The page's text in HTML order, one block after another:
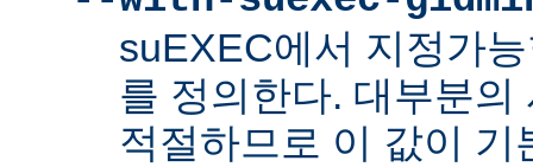
suEXEC에서 지정가
를 정의한다. 대부분의
적절하므로 이 값이 기